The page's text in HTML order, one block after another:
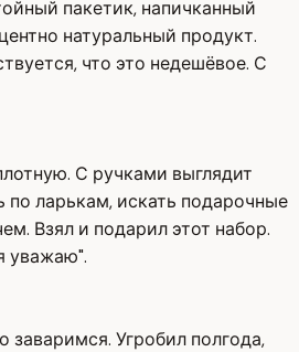
пакетик, напичканный
натуральный продукт.
что это недешёвое. С
С ручками выглядит
по ларькам, искать подарочные
Взял и подарил этот набор.
уважаю".
заваримся. Угробил полгода,